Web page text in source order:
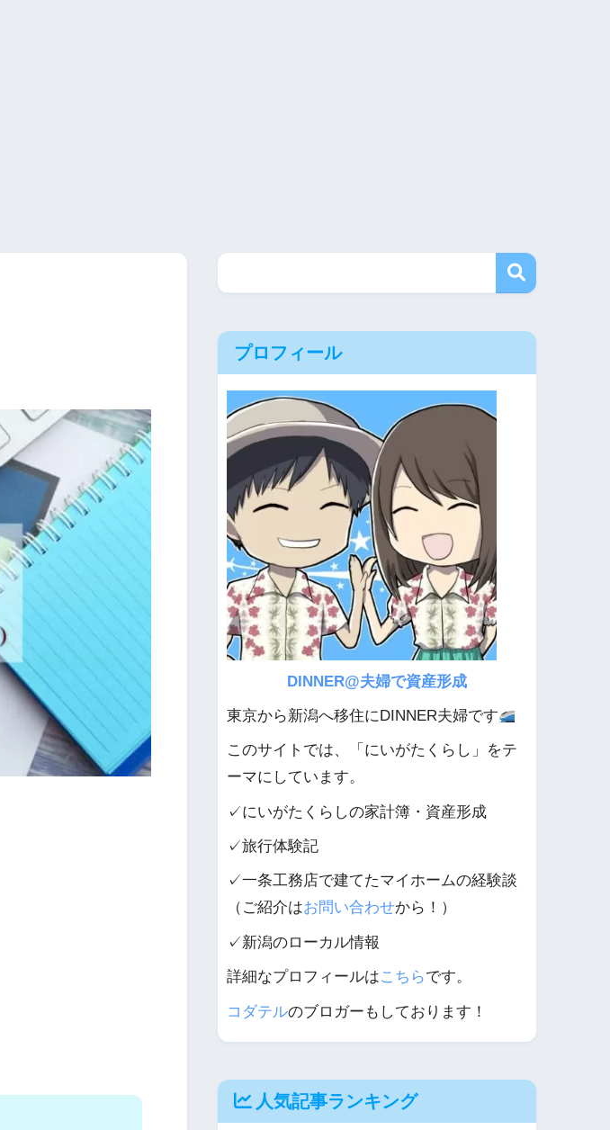
プロフィール
DINNER@夫婦で資産形成
東京から新潟へ移住にDINNER夫婦です
このサイトでは、「にいがたくらし」をテ
ーマにしています。
✓にいがたくらしの家計簿・資産形成
✓旅行体験記
✓一条工務店で建てたマイホームの経験談
（ご紹介はお問い合わせから！）
✓新潟のローカル情報
詳細なプロフィールはこちらです。
コダテルのブロガーもしております！
人気記事ランキング